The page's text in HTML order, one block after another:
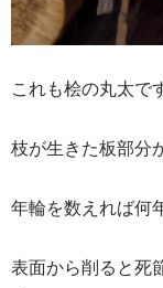
これも桧の丸太で
枝が生きた板部分
年輪を数えれば何
表面から削ると死